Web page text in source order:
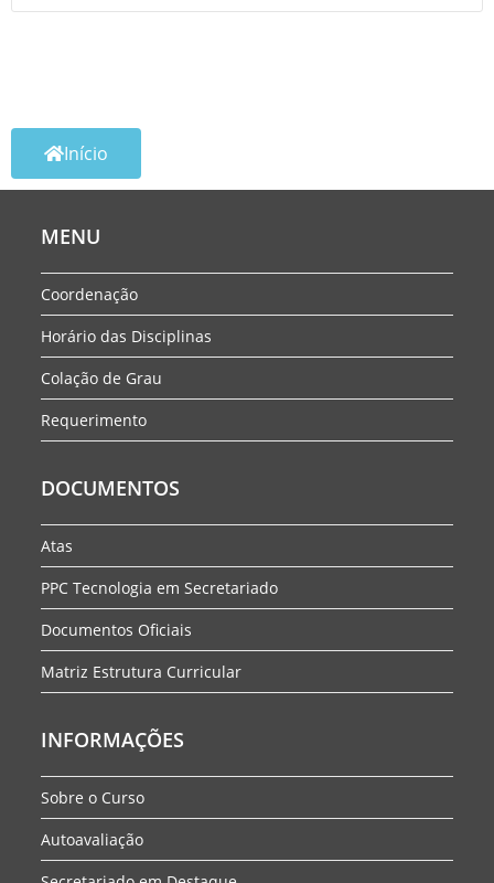
Início
MENU
Coordenação
Horário das Disciplinas
Colação de Grau
Requerimento
DOCUMENTOS
Atas
PPC Tecnologia em Secretariado
Documentos Oficiais
Matriz Estrutura Curricular
INFORMAÇÕES
Sobre o Curso
Autoavaliação